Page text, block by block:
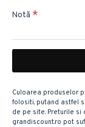
Notă
Culoarea produselor
folositi, putand astfel
de pe site. Preturile
grandiscount.ro pot